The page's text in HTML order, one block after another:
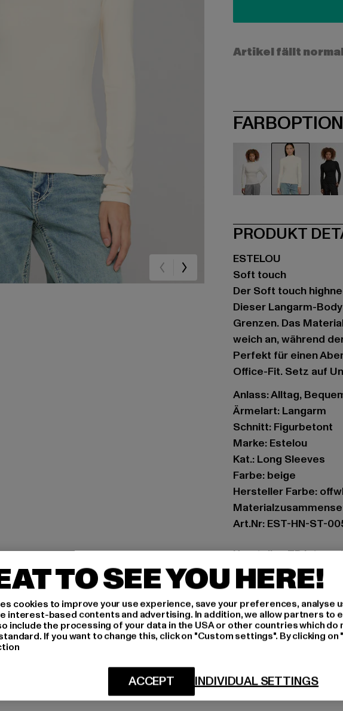
Artikel fällt
PRODUKT
ESTELOU
Soft touch
Der Soft touch
Dieser Langarm-
Grenzen. Das
weich an, während
Perfekt für einen
Office-Fit. Setz auf
Anlass: Alltag,
Ärmelart: Langarm
Schnitt: Figurbetont
Marke: Estelou
Kat.: Long Sleeves
Farbe: beige
Hersteller Farbe:
Art.Nr: EST-HN-ST-
Hersteller: TB
Dr.-Robert-Murjahn-
GRÖSSE
TO SEE YOU HERE!
cookies to improve your use experience, save your preferences, analyse
interest-based contents and advertising. In addition, we allow partners to
include the processing of your data in the USA or other countries which do
If you want to change this, click on "Custom settings". By clicking
INDIVIDUAL SETTINGS
ACCEPT